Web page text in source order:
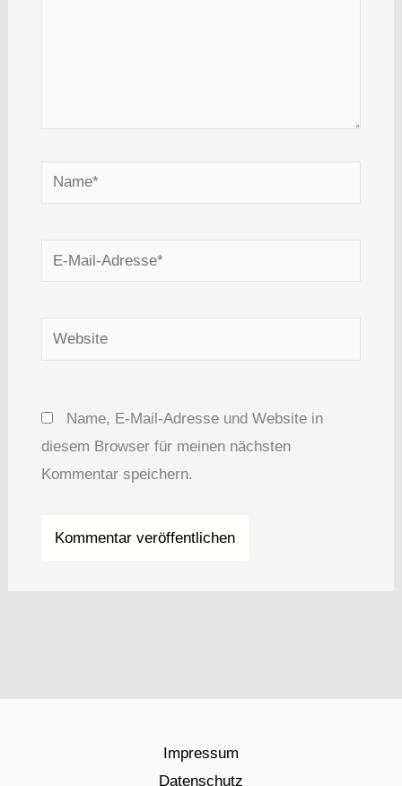
Name*
E-
Website
Name, E-Mail-Adresse und Website in
diesem Browser für meinen nächsten
Kommentar speichern.
Impressum
Datenschutz